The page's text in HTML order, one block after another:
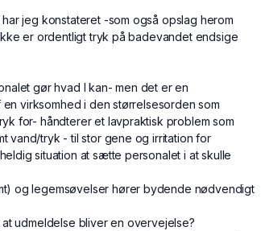
jeg konstateret -som også opslag herom
er ordentligt tryk på badevandet endsige
gør hvad I kan- men det er en
virksomhed i den størrelsesorden som
for- håndterer et lavpraktisk problem som
vand/tryk - til stor gene og irritation for
situation at sætte personalet i at skulle
og legemsøvelser hører bydende nødvendigt
udmeldelse bliver en overvejelse?